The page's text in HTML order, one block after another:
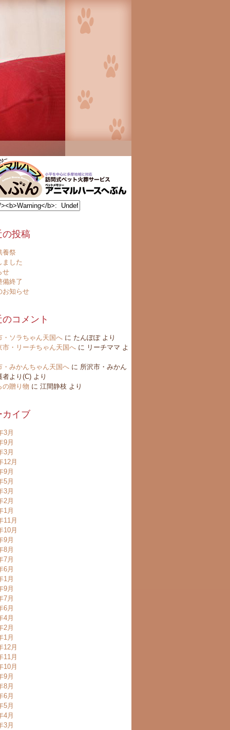
の投稿
養祭
ました
せ
備終了
お知らせ
コメント
・ソラちゃん天国へに たんぽぽより
市・リーチちゃん天国へに リーチママ よ
・みかんちゃん天国へに 所沢市・みかん
者より(C)より
の贈り物 に 江間静枝より
カイブ
3月
9月
3月
12月
9月
5月
3月
2月
1月
11月
10月
9月
8月
7月
6月
1月
9月
7月
6月
4月
2月
1月
12月
11月
10月
9月
8月
6月
5月
4月
3月